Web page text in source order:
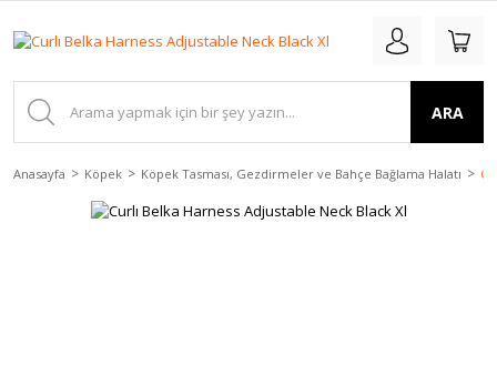
ARA
Anasayfa Köpek Köpek Tasması, Gezdirmeler ve Bahçe Bağlama Halatı